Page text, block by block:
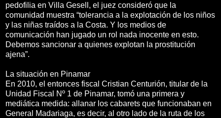
pedofilia en Villa Gesell, el juez consideró que la
comunidad muestra “tolerancia a la explotación de los niños
y las niñas traídos a la Costa. Y los medios de
comunicación han jugado un rol nada inocente en esto.
Debemos sancionar a quienes explotan la prostitución
ajena”.
La situación en Pinamar
En 2010, el entonces fiscal Cristian Centurión, titular de la
Unidad Fiscal Nº 1 de Pinamar, tomó una primera y
mediática medida: allanar los cabarets que funcionaban en
General Madariaga, es decir, al otro lado de la ruta de los